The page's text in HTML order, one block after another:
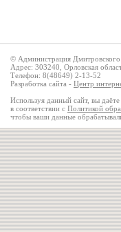
© Администрация Дмитровского
Адрес: 303240, Орловская
Телефон: 8(48649) 2-13-52
Разработка сайта - Центр
Используя данный сайт, вы
в соответствии с Политикой
чтобы ваши данные